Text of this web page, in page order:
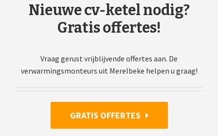
Nieuwe cv-ketel nodig?
Gratis offertes!
Vraag gerust vrijblijvende offertes aan. De
verwarmingsmonteurs uit Merelbeke helpen u graag!
GRATIS OFFERTES